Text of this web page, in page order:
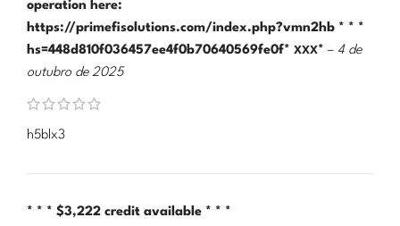
operation here:
https://primefisolutions.com/index.php?vmn2hb * * *
hs=448d810f036457ee4f0b70640569fe0f* ххх* – 4 de
outubro de 2025
h5blx3
* * * $3,222 credit available * * *